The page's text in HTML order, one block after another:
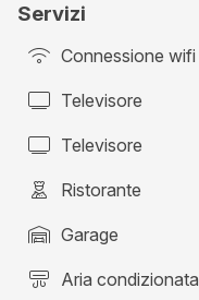
Servizi
Connessione wifi
Televisore
Televisore
Ristorante
Garage
Aria condizionata